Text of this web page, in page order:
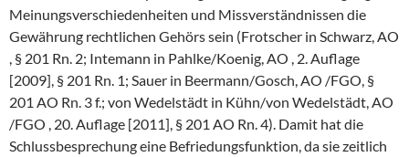
Meinungsverschiedenheiten und Missverständnissen die
Gewährung rechtlichen Gehörs sein (Frotscher in Schwarz, AO
, § 201 Rn. 2; Intemann in Pahlke/Koenig, AO , 2. Auflage
[2009], § 201 Rn. 1; Sauer in Beermann/Gosch, AO /FGO, §
201 AO Rn. 3 f.; von Wedelstädt in Kühn/von Wedelstädt, AO
/FGO , 20. Auflage [2011], § 201 AO Rn. 4). Damit hat die
Schlussbesprechung eine Befriedungsfunktion, da sie zeitlich